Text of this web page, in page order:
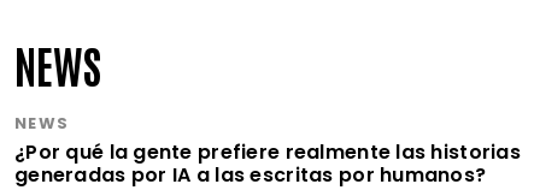
NEWS
NEWS
¿Por qué la gente prefiere realmente las historias
generadas por IA a las escritas por humanos?